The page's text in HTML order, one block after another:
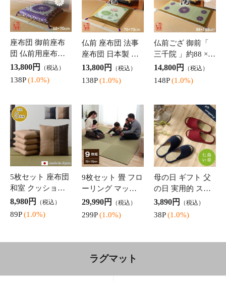
ラグ 洗える ラグマット 2
畳 キルトラグ 「 ハンナ
」 185×185cm 綿混ラグ こ
たつ敷布団 韓国風 北欧
えるラグ
5,880円（税込）
58P (1.0%)
ラグ 洗える ラグマット 2
畳 ラグカーペット マッ
ー 「 13柄から選べるラ
防臭 カーペッ
3,590円
ラグ 2畳 カーペッ
ット対応 オール
シーズン ゴザ マ
4,190円（税込）
41P (1.0%)
ラグ 2畳 い草ラグ
ット 「 DXクロネ
コ DX金魚 」176×
5,490円 （税込）
(1.0%)
ラグ 夏用 2畳 竹
ゃれ 正方形 カー
ペット 竹ラグ 「
6,270円 （税込）
寝具